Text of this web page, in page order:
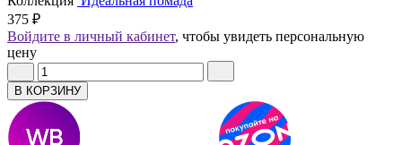
375 ₽
Войдите в личный кабинет, чтобы увидеть персональную
цену
В КОРЗИНУ